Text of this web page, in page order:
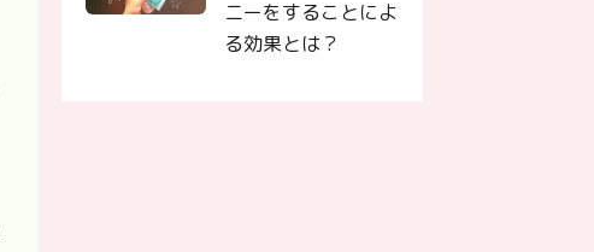
ニーをすることによ
る効果とは？